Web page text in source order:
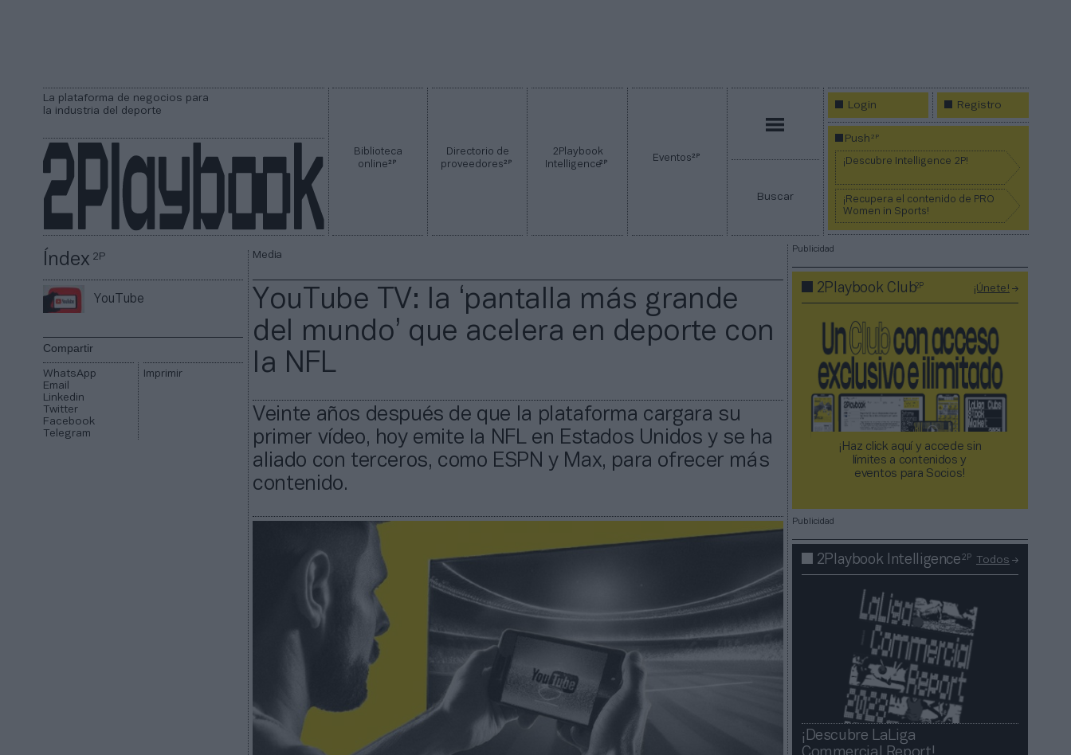
La plataforma de negocios para
la industria del deporte
Biblioteca
online2P
Directorio de
proveedores2P
2Playbook
Intelligence2P Eventos2P
Buscar
Login Registro
Push2P
¡Descubre Intelligence 2P!
¡Recupera el contenido de PRO
Women in Sports!
Índex2P
YouTube
Compartir
WhatsApp
Email
Linkedin
Twitter
Facebook
Telegram
Imprimir
Media
YouTube TV: la ‘pantalla más grande
del mundo’ que acelera en deporte con
la NFL
Veinte años después de que la plataforma cargara su
primer vídeo, hoy emite la NFL en Estados Unidos y se ha
aliado con terceros, como ESPN y Max, para ofrecer más
contenido.
Publicidad
2Playbook Club2P ¡Únete!
¡Haz click aquí y accede sin
límites a contenidos y
eventos para Socios!​​​​​​​
Publicidad
2Playbook Intelligence2P Todos
¡Descubre LaLiga